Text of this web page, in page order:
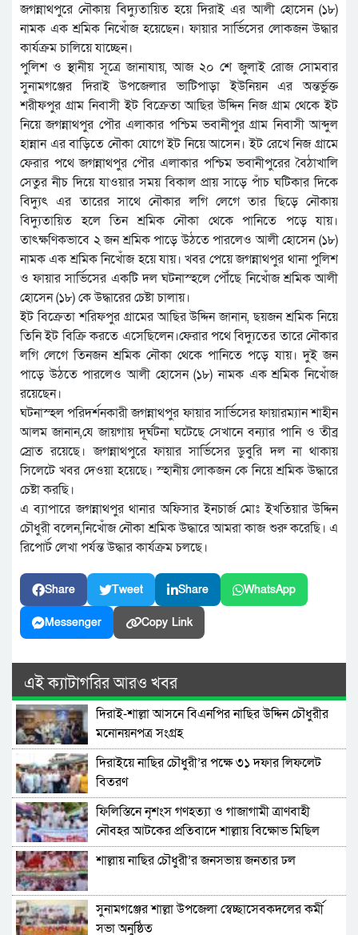
জগন্নাথপুরে নৌকায় বিদ্যুতায়িত হয়ে দিরাই এর আলী হোসেন (১৮)
নামক এক শ্রমিক নিখোঁজ হয়েছেন। ফায়ার সার্ভিসের লোকজন উদ্ধার
কার্যক্রম চালিয়ে যাচ্ছেন।
পুলিশ ও স্থানীয় সূত্রে জানাযায়, আজ ২০ শে জুলাই রোজ সোমবার
সুনামগঞ্জের দিরাই উপজেলার ভাটিপাড়া ইউনিয়ন এর অন্তর্ভুক্ত
শরীফপুর গ্রাম নিবাসী ইট বিক্রেতা আছির উদ্দিন নিজ গ্রাম থেকে ইট
নিয়ে জগন্নাথপুর পৌর এলাকার পশ্চিম ভবানীপুর গ্রাম নিবাসী আব্দুল
হান্নান এর বাড়িতে নৌকা যোগে ইট নিয়ে আসেন। ইট রেখে নিজ গ্রামে
ফেরার পথে জগন্নাথপুর পৌর এলাকার পশ্চিম ভবানীপুরের বৈঠাখালি
সেতুর নীচ দিয়ে যাওয়ার সময় বিকাল প্রায় সাড়ে পাঁচ ঘটিকার দিকে
বিদ্যুৎ এর তারের সাথে নৌকার লগি লেগে তার ছিড়ে নৌকায়
বিদ্যুতায়িত হলে তিন শ্রমিক নৌকা থেকে পানিতে পড়ে যায়।
তাৎক্ষণিকভাবে ২ জন শ্রমিক পাড়ে উঠতে পারলেও আলী হোসেন (১৮)
নামক এক শ্রমিক নিখোঁজ হয়ে যায়। খবর পেয়ে জগন্নাথপুর থানা পুলিশ
ও ফায়ার সার্ভিসের একটি দল ঘটনাস্হলে পৌঁছে নিখোঁজ শ্রমিক আলী
হোসেন (১৮) কে উদ্ধারের চেষ্টা চালায়।
ইট বিক্রেতা শরিফপুর গ্রামের আছির উদ্দিন জানান, ছয়জন শ্রমিক নিয়ে
তিনি ইট বিক্রি করতে এসেছিলেন।ফেরার পথে বিদ্যুতের তারে নৌকার
লগি লেগে তিনজন শ্রমিক নৌকা থেকে পানিতে পড়ে যায়। দুই জন
পাড়ে উঠতে পারলেও আলী হোসেন (১৮) নামক এক শ্রমিক নিখোঁজ
রয়েছেন।
ঘটনাস্হল পরিদর্শনকারী জগন্নাথপুর ফায়ার সার্ভিসের ফায়ারম্যান শাহীন
আলম জানান,যে জায়গায় দূর্ঘটনা ঘটেছে সেখানে বন্যার পানি ও তীব্র
স্রোত রয়েছে। জগন্নাথপুরে ফায়ার সার্ভিসের ডুবুরি দল না থাকায়
সিলেটে খবর দেওয়া হয়েছে। স্হানীয় লোকজন কে নিয়ে শ্রমিক উদ্ধারে
চেষ্টা করছি।
এ ব্যাপারে জগন্নাথপুর থানার অফিসার ইনচার্জ মোঃ ইখতিয়ার উদ্দিন
চৌধুরী বলেন,নিখোঁজ নৌকা শ্রমিক উদ্ধারে আমরা কাজ শুরু করেছি। এ
রিপোর্ট লেখা পর্যন্ত উদ্ধার কার্যক্রম চলছে।
Share Tweet Share WhatsApp
Messenger Copy Link
এই ক্যাটাগরির আরও খবর
দিরাই-শাল্লা আসনে বিএনপির নাছির উদ্দিন চৌধুরীর
মনোনয়নপত্র সংগ্রহ
দিরাইয়ে নাছির চৌধুরী’র পক্ষে ৩১ দফার লিফলেট
বিতরণ
ফিলিস্তিনে নৃশংস গণহত্যা ও গাজাগামী ত্রাণবাহী
নৌবহর আটকের প্রতিবাদে শাল্লায় বিক্ষোভ মিছিল
শাল্লায় নাছির চৌধুরী’র জনসভায় জনতার ঢল
সুনামগঞ্জের শাল্লা উপজেলা স্বেচ্ছাসেবকদলের কর্মী
সভা অনুষ্ঠিত